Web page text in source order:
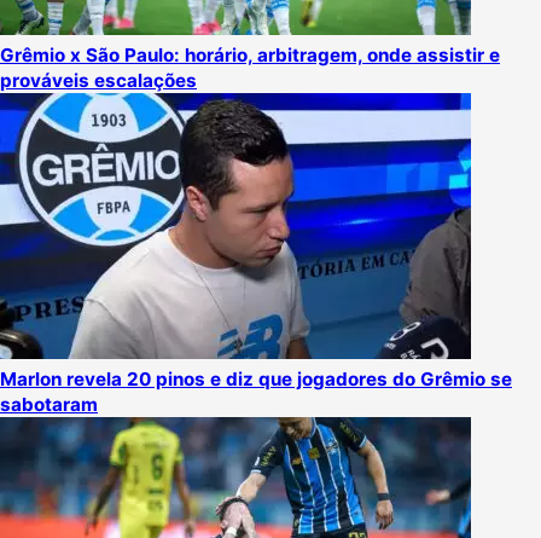
Grêmio x São Paulo: horário, arbitragem, onde assistir e
prováveis escalações
Marlon revela 20 pinos e diz que jogadores do Grêmio se
sabotaram